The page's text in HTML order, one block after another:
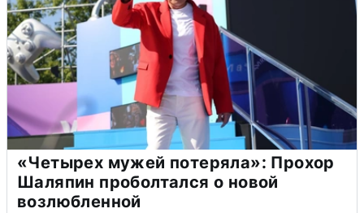
«Четырех мужей потеряла»: Прохор
Шаляпин проболтался о новой
возлюбленной